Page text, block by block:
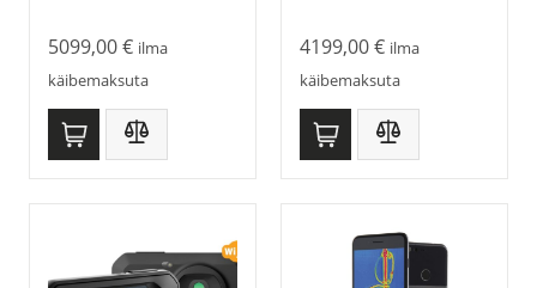
5099,00€ ilma
käibemaksuta
4199,00€ ilma
käibemaksuta